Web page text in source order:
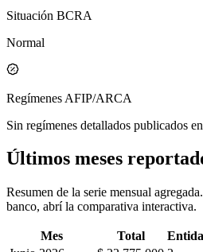
Situación BCRA
Normal
Regímenes AFIP/ARCA
Sin regímenes detallados publicados
Últimos meses
Resumen de la serie mensual
banco, abrí la comparativa interactiva.
Mes Total